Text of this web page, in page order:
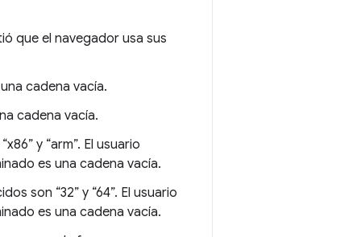
que el navegador usa sus
cadena vacía.
cadena vacía.
y “arm”. El usuario
es una cadena vacía.
son “32” y “64”. El usuario
es una cadena vacía.